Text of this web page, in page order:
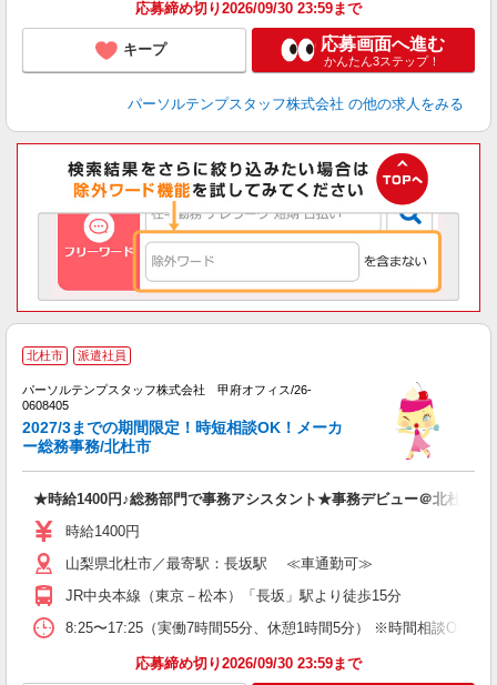
応募締め切り2026/09/30 23:59まで
キープ 応募画面へ進む
かんたん3ステップ！
パーソルテンプスタッフ株式会社 の他の求人をみる
北杜市 派遣社員
パーソルテンプスタッフ株式会社 甲府オフィス/26-
0608405
2027/3までの期間限定！時短相談OK！メーカ
ー総務事務/北杜市
★時給1400円♪総務部門で事務アシスタント★事務デビュー＠北杜
時給1400円
山梨県北杜市／最寄駅：長坂駅 ≪車通勤可≫
JR中央本線（東京－松本）「長坂」駅より徒歩15分
8:25〜17:25（実働7時間55分、休憩1時間5分） ※時間相談OK！
応募締め切り2026/09/30 23:59まで